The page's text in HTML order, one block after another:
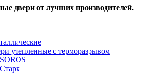
двери от лучших производителей.
утепленные с терморазрывом